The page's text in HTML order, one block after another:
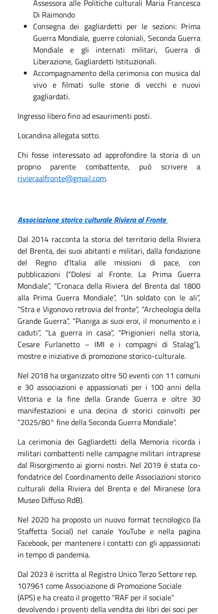
Assessora alle Politiche culturali Maria Francesca
Di Raimondo
Consegna dei gagliardetti per le sezioni: Prima
Guerra Mondiale, guerre coloniali, Seconda Guerra
Mondiale e gli internati militari, Guerra di
Liberazione, Gagliardetti Istituzionali.
Accompagnamento della cerimonia con musica dal
vivo e filmati sulle storie di vecchi e nuovi
gagliardati.
Ingresso libero fino ad esaurimenti posti.
Locandina allegata sotto.
Chi fosse interessato ad approfondire la storia di un
proprio parente combattente, può scrivere a
rivieraalfronte@gmail.com.
Associazione storico culturale Riviera al Fronte
Dal 2014 racconta la storia del territorio della Riviera
del Brenta, dei suoi abitanti e militari, dalla fondazione
del Regno d’Italia alle missioni di pace, con
pubblicazioni (“Dolesi al Fronte. La Prima Guerra
Mondiale”, “Cronaca della Riviera del Brenta dal 1800
alla Prima Guerra Mondiale”, “Un soldato con le ali”,
“Stra e Vigonovo retrovia del fronte”, “Archeologia della
Grande Guerra”, “Pianiga ai suoi eroi, il monumento e i
caduti”, “La guerra in casa”, “Prigionieri nella storia,
Cesare Furlanetto – IMI e i compagni di Stalag”),
mostre e iniziative di promozione storico-culturale.
Nel 2018 ha organizzato oltre 50 eventi con 11 comuni
e 30 associazioni e appassionati per i 100 anni della
Vittoria e la fine della Grande Guerra e oltre 30
manifestazioni e una decina di storici coinvolti per
“2025/80° fine della Seconda Guerra Mondiale”.
La cerimonia dei Gagliardetti della Memoria ricorda i
militari combattenti nelle campagne militari intraprese
dal Risorgimento ai giorni nostri. Nel 2019 è stata co-
fondatrice del Coordinamento delle Associazioni storico
culturali della Riviera del Brenta e del Miranese (ora
Museo Diffuso RdB).
Nel 2020 ha proposto un nuovo format tecnologico (la
Staffetta Social) nel canale YouTube e nella pagina
Facebook, per mantenere i contatti con gli appassionati
in tempo di pandemia.
Dal 2023 è iscritta al Registro Unico Terzo Settore rep.
107961 come Associazione di Promozione Sociale
(APS) e ha creato il progetto “RAF per il sociale”
devolvendo i proventi della vendita dei libri dei soci per